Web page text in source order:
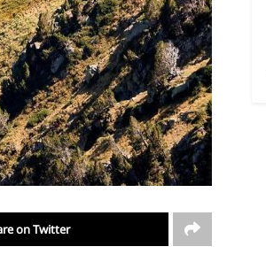
on Twitter